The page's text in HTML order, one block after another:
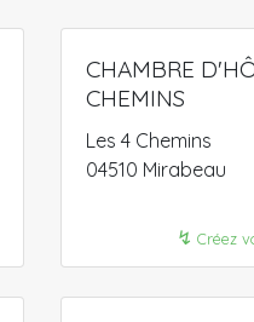
CHAMBRE
CHEMINS
Les 4 Chemins
04510 Mirabeau
↯ Créez